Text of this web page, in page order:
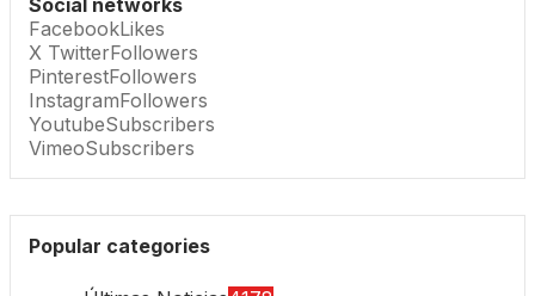
Social networks
FacebookLikes
X TwitterFollowers
PinterestFollowers
InstagramFollowers
YoutubeSubscribers
VimeoSubscribers
Popular categories